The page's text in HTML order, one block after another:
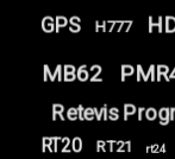
GPS H777
MB62
Retevis
RT20 RT21 rt24